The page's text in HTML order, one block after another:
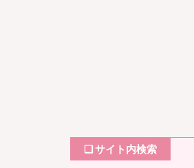
❏ サイト内検索